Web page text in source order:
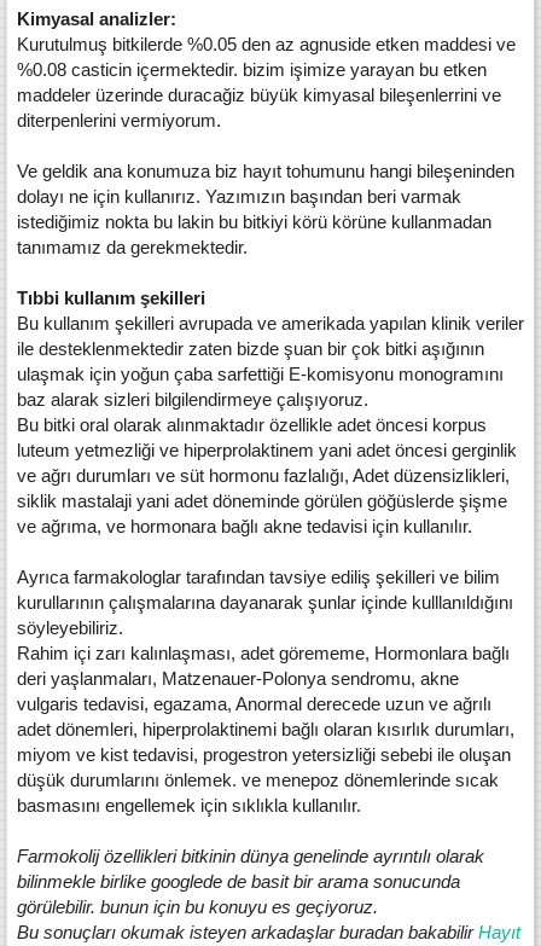
Kimyasal analizler:
Kurutulmuş bitkilerde %0.05 den az agnuside etken maddesi ve
%0.08 casticin içermektedir. bizim işimize yarayan bu etken
maddeler üzerinde duracağiz büyük kimyasal bileşenlerrini ve
diterpenlerini vermiyorum.
Ve geldik ana konumuza biz hayıt tohumunu hangi bileşeninden
dolayı ne için kullanırız. Yazımızın başından beri varmak
istediğimiz nokta bu lakin bu bitkiyi körü körüne kullanmadan
tanımamız da gerekmektedir.
Tıbbi kullanım şekilleri
Bu kullanım şekilleri avrupada ve amerikada yapılan klinik veriler
ile desteklenmektedir zaten bizde şuan bir çok bitki aşığının
ulaşmak için yoğun çaba sarfettiği E-komisyonu monogramını
baz alarak sizleri bilgilendirmeye çalışıyoruz.
Bu bitki oral olarak alınmaktadır özellikle adet öncesi korpus
luteum yetmezliği ve hiperprolaktinem yani adet öncesi gerginlik
ve ağrı durumları ve süt hormonu fazlalığı, Adet düzensizlikleri,
siklik mastalaji yani adet döneminde görülen göğüslerde şişme
ve ağrıma, ve hormonara bağlı akne tedavisi için kullanılır.
Ayrıca farmakologlar tarafından tavsiye ediliş şekilleri ve bilim
kurullarının çalışmalarına dayanarak şunlar içinde kulllanıldığını
söyleyebiliriz.
Rahim içi zarı kalınlaşması, adet görememe, Hormonlara bağlı
deri yaşlanmaları, Matzenauer-Polonya sendromu, akne
vulgaris tedavisi, egazama, Anormal derecede uzun ve ağrılı
adet dönemleri, hiperprolaktinemi bağlı olaran kısırlık durumları,
miyom ve kist tedavisi, progestron yetersizliği sebebi ile oluşan
düşük durumlarını önlemek. ve menepoz dönemlerinde sıcak
basmasını engellemek için sıklıkla kullanılır.
Farmokolij özellikleri bitkinin dünya genelinde ayrıntılı olarak
bilinmekle birlike googlede de basit bir arama sonucunda
görülebilir. bunun için bu konuyu es geçiyoruz.
Bu sonuçları okumak isteyen arkadaşlar buradan bakabilirHayıt